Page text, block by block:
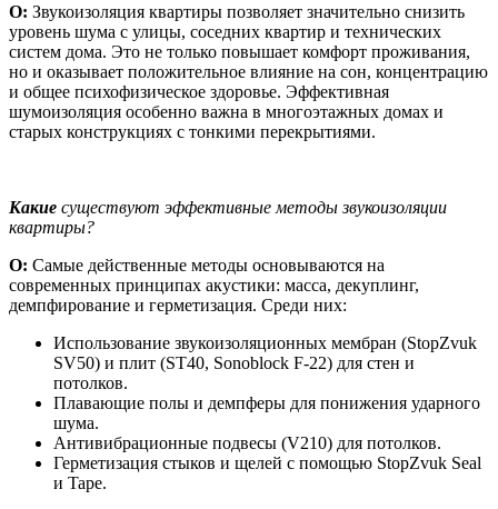
О: Звукоизоляция квартиры позволяет значительно снизить
уровень шума с улицы, соседних квартир и технических
систем дома. Это не только повышает комфорт проживания,
но и оказывает положительное влияние на сон, концентрацию
и общее психофизическое здоровье. Эффективная
шумоизоляция особенно важна в многоэтажных домах и
старых конструкциях с тонкими перекрытиями.
Какие существуют эффективные методы звукоизоляции
квартиры?
О: Самые действенные методы основываются на
современных принципах акустики: масса, декуплинг,
демпфирование и герметизация. Среди них:
Использование звукоизоляционных мембран (StopZvuk
SV50) и плит (ST40, Sonoblock F-22) для стен и
потолков.
Плавающие полы и демпферы для понижения ударного
шума.
Антивибрационные подвесы (V210) для потолков.
Герметизация стыков и щелей с помощью StopZvuk Seal
и Tape.